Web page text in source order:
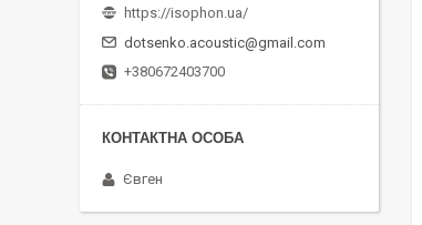
https://isophon.ua/
dotsenko.acoustic@gmail.com
+380672403700
Євген